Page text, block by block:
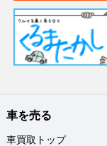
車を売る
車買取トップ